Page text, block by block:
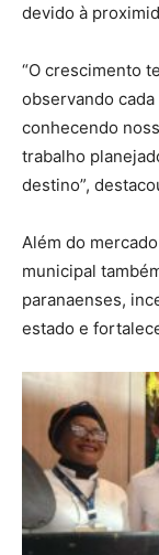
devido à
“O crescimento
observando
conhecendo
trabalho
destino”,
Além do
municipal
paranaenses,
estado e